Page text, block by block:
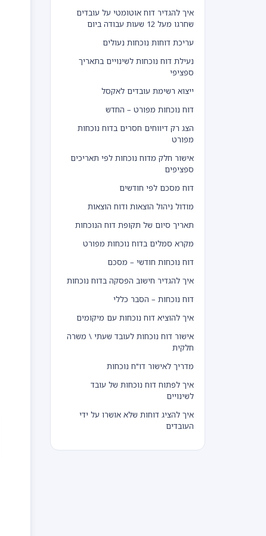
איך להגדיר דוח אוטומטי על עובדים
שחרגו מעל 12 שעות עבודה ביום
עריכת דוחות נוכחות נעולים
נעילת דוח נוכחות לשינויים בתאריך
ספציפי
ייצוא רשימת עובדים לאקסל
דוח נוכחות מפורט – החדש
הצג רק דיווחים חסרים בדוח נוכחות
מפורט
אישור חלק מדוח נוכחות לפי תאריכים
ספציפים
דוח מסכם לפי חודשים
מודול ניהול הוצאות ודוח הוצאות
תאריך סיום של תקופת דוח הנוכחות
מקרא סמלים בדוח נוכחות מפורט
דוח נוכחות חודשי – מסכם
איך להגדיר חישוב הפסקה בדוח נוכחות
דוח נוכחות – הסבר כללי
איך להוציא דוח נוכחות עם מיקומים
אישור דוח נוכחות לעובד שעתי \ משרה
חלקית
מדריך לאישור דו"ח נוכחות
איך לפתוח דוח נוכחות של עובד
לשינויים
איך להציג דוחות שלא אושרו על ידי
העובדים